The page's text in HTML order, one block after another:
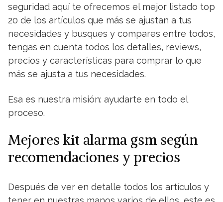
seguridad aquí te ofrecemos el mejor listado top
20 de los artículos que más se ajustan a tus
necesidades y busques y compares entre todos,
tengas en cuenta todos los detalles, reviews,
precios y características para comprar lo que
más se ajusta a tus necesidades.
Esa es nuestra misión: ayudarte en todo el
proceso.
Mejores kit alarma gsm según
recomendaciones y precios
Después de ver en detalle todos los artículos y